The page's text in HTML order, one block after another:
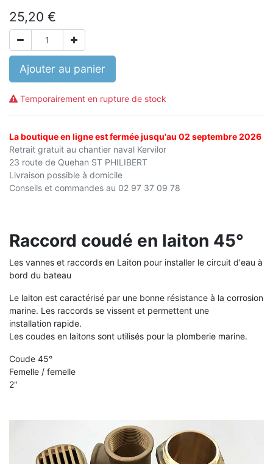
25,20 €
Ajouter au panier
Temporairement en rupture de stock
La boutique en ligne est fermée jusqu'au 02 septembre 2026
Retrait gratuit au chantier naval Kervilor
23 route de Quehan ST PHILIBERT
Livraison possible à domicile
Conseils et commandes au 02 97 37 09 78
Raccord coudé en laiton 45°
Les vannes et raccords en Laiton pour installer le circuit d'eau à
bord du bateau
Le laiton est caractérisé par une bonne résistance à la corrosion
marine. Les raccords se vissent et permettent une
installation rapide.
Les coudes en laitons sont utilisés pour la plomberie marine.
Coude 45°
Femelle / femelle
2"